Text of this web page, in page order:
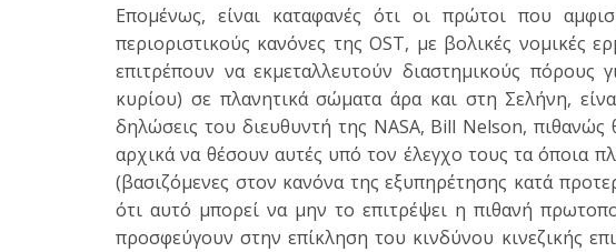
Επομένως, είναι καταφανές ότι οι πρώτοι που
περιοριστικούς κανόνες της OST, με βολικές νομικές
επιτρέπουν να εκμεταλλευτούν διαστημικούς πόρους
κυρίου) σε πλανητικά σώματα άρα και στη Σελήνη,
δηλώσεις του διευθυντή της NASA, Bill Nelson,
αρχικά να θέσουν αυτές υπό τον έλεγχο τους τα όποια
(βασιζόμενες στον κανόνα της εξυπηρέτησης κατά
ότι αυτό μπορεί να μην το επιτρέψει η πιθανή
προσφεύγουν στην επίκληση του κινδύνου κινεζικής